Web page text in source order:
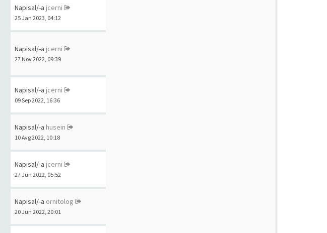
Napisal/-a jcerni
25 Jan 2023, 04:12
Napisal/-a jcerni
27 Nov 2022, 09:39
Napisal/-a jcerni
09 Sep 2022, 16:36
Napisal/-a husein
10 Avg 2022, 10:18
Napisal/-a jcerni
27 Jun 2022, 05:52
Napisal/-a ornitolog
20 Jun 2022, 20:01